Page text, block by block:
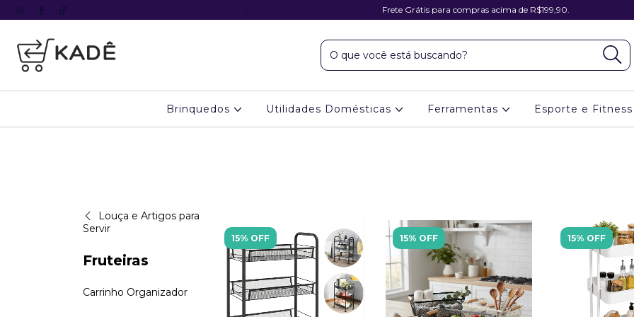
com o cupom KADE5 Frete Grátis para compras acima de R$199,90.
Brinquedos Utilidades Domésticas Ferramentas Esporte e Fitness
Louça e Artigos para
Servir
Fruteiras
Carrinho Organizador
15% OFF 15% OFF 15% OFF